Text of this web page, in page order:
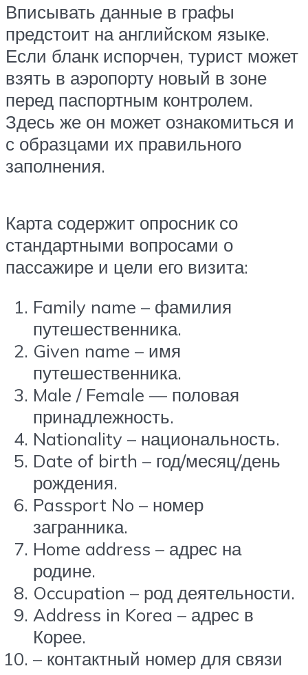
Вписывать данные в графы
предстоит на английском языке.
Если бланк испорчен, турист может
взять в аэропорту новый в зоне
перед паспортным контролем.
Здесь же он может ознакомиться и
с образцами их правильного
заполнения.
Карта содержит опросник со
стандартными вопросами о
пассажире и цели его визита:
Family name – фамилия
путешественника.
Given name – имя
путешественника.
Male / Female — половая
принадлежность.
Nationality – национальность.
Date of birth – год/месяц/день
рождения.
Passport No – номер
загранника.
Home address – адрес на
родине.
Occupation – род деятельности.
Address in Korea – адрес в
Корее.
– контактный номер для связи